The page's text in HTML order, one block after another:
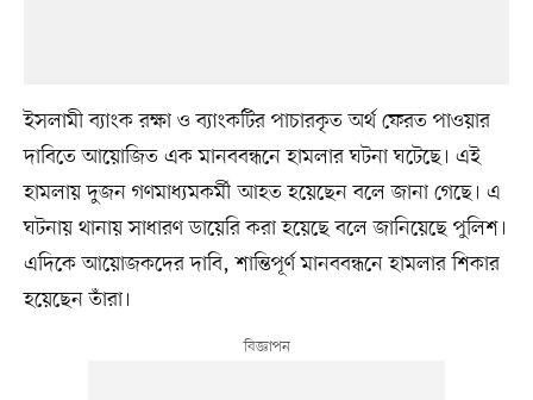
ইসলামী ব্যাংক রক্ষা ও ব্যাংকটির পাচারকৃত অর্থ ফেরত পাওয়ার
দাবিতে আয়োজিত এক মানববন্ধনে হামলার ঘটনা ঘটেছে। এই
হামলায় দুজন গণমাধ্যমকর্মী আহত হয়েছেন বলে জানা গেছে। এ
ঘটনায় থানায় সাধারণ ডায়েরি করা হয়েছে বলে জানিয়েছে পুলিশ।
এদিকে আয়োজকদের দাবি, শান্তিপূর্ণ মানববন্ধনে হামলার শিকার
হয়েছেন তাঁরা।